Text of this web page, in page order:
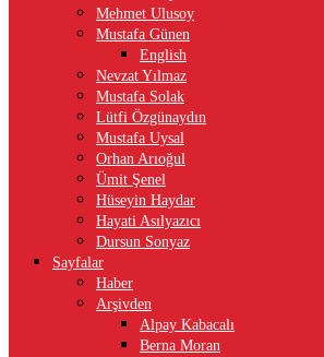
Mehmet Ulusoy
Mustafa Günen
English
Nevzat Yılmaz
Mustafa Solak
Lütfi Özgünaydın
Mustafa Uysal
Orhan Arıoğul
Ümit Şenel
Hüseyin Haydar
Hayati Asılyazıcı
Dursun Sonyaz
Sayfalar
Haber
Arşivden
Alpay Kabacalı
Berna Moran